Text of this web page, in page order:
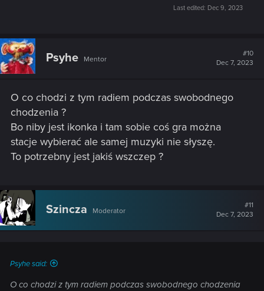
Last edited: Dec 9, 2023
Psyhe Mentor
#10
Dec 7, 2023
O co chodzi z tym radiem podczas swobodnego
chodzenia ?
Bo niby jest ikonka i tam sobie coś gra można
stacje wybierać ale samej muzyki nie słyszę.
To potrzebny jest jakiś wszczep ?
Szincza Moderator
#11
Dec 7, 2023
Psyhe said:
O co chodzi z tym radiem podczas swobodnego chodzenia